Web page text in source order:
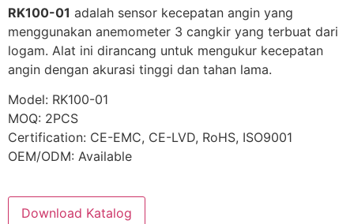
RK100-01 adalah sensor kecepatan angin yang
menggunakan anemometer 3 cangkir yang terbuat dari
logam. Alat ini dirancang untuk mengukur kecepatan
angin dengan akurasi tinggi dan tahan lama.
Model: RK100-01
MOQ: 2PCS
Certification: CE-EMC, CE-LVD, RoHS, ISO9001
OEM/ODM: Available
Download Katalog